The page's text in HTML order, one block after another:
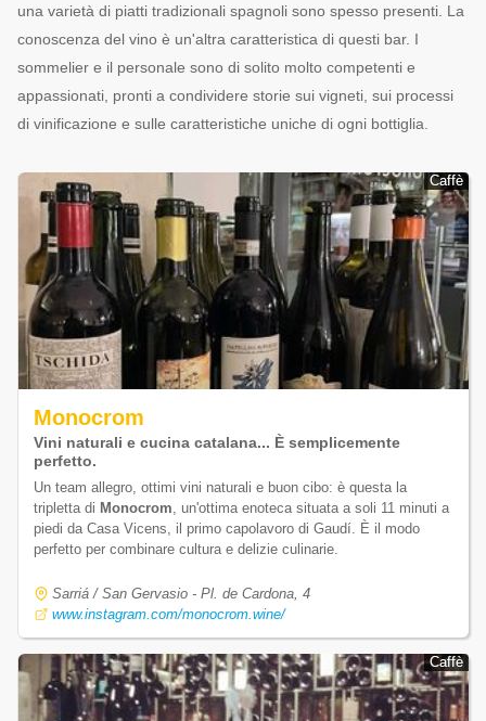
una varietà di piatti tradizionali spagnoli sono spesso presenti. La
conoscenza del vino è un'altra caratteristica di questi bar. I
sommelier e il personale sono di solito molto competenti e
appassionati, pronti a condividere storie sui vigneti, sui processi
di vinificazione e sulle caratteristiche uniche di ogni bottiglia.
Caffè
Caffè
Monocrom
Vini naturali e cucina catalana... È semplicemente
perfetto.
Un team allegro, ottimi vini naturali e buon cibo: è questa la
tripletta di Monocrom, un'ottima enoteca situata a soli 11 minuti a
piedi da Casa Vicens, il primo capolavoro di Gaudí. È il modo
perfetto per combinare cultura e delizie culinarie.
Sarriá / San Gervasio - Pl. de Cardona, 4
www.instagram.com/monocrom.wine/
Caffè
Caffè